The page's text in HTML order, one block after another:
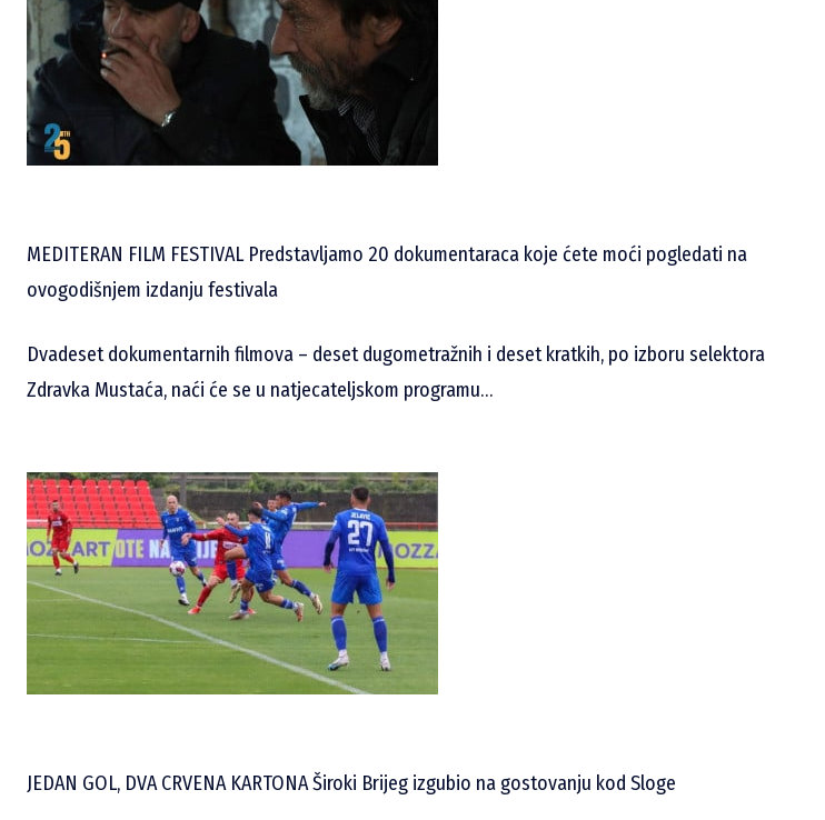
MEDITERAN FILM FESTIVAL Predstavljamo 20 dokumentaraca koje ćete moći pogledati na
ovogodišnjem izdanju festivala
Dvadeset dokumentarnih filmova – deset dugometražnih i deset kratkih, po izboru selektora
Zdravka Mustaća, naći će se u natjecateljskom programu…
JEDAN GOL, DVA CRVENA KARTONA Široki Brijeg izgubio na gostovanju kod Sloge